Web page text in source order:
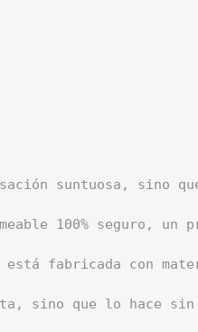
suntuosa, sino
100% seguro,
fabricada con
sino que lo hace